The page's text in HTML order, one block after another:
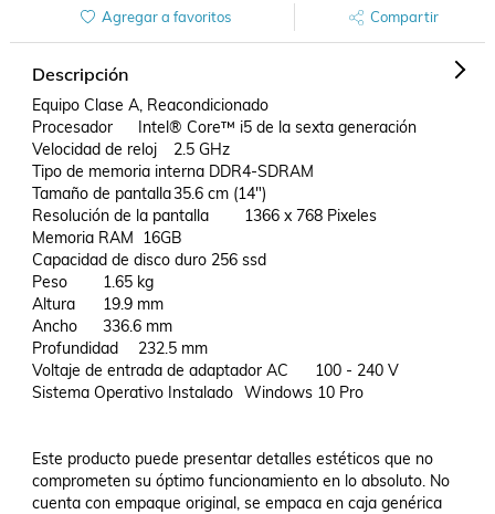
Agregar a favoritos Compartir
Descripción
Equipo Clase A, Reacondicionado
Procesador	Intel® Core™ i5 de la sexta generación
Velocidad de reloj	2.5 GHz
Tipo de memoria interna	DDR4-SDRAM
Tamaño de pantalla	35.6 cm (14")
Resolución de la pantalla	1366 x 768 Pixeles
Memoria RAM	 16GB
Capacidad de disco duro 256 ssd
Peso	1.65 kg
Altura	19.9 mm
Ancho	336.6 mm
Profundidad	232.5 mm
Voltaje de entrada de adaptador AC	100 - 240 V
Sistema Operativo Instalado	Windows 10 Pro
Este producto puede presentar detalles estéticos que no
comprometen su óptimo funcionamiento en lo absoluto. No
cuenta con empaque original, se empaca en caja genérica